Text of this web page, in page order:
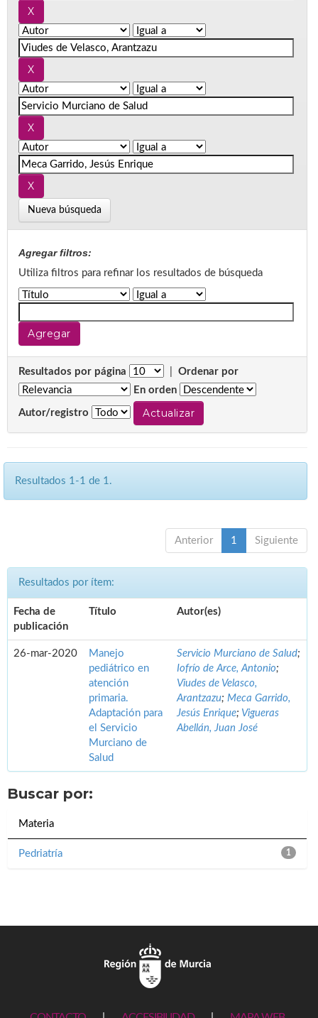
Nueva búsqueda
Agregar filtros:
Utiliza filtros para refinar los resultados de búsqueda
Resultados por página
Ordenar por
En orden
Autor/registro
Resultados 1-1 de 1.
Anterior 1 Siguiente
Resultados por ítem:
Fecha de
publicación
Título Autor(es)
26-mar-2020
Manejo
pediátrico en
atención
primaria.
Adaptación para
el Servicio
Murciano de
Salud
Servicio Murciano de Salud;
Iofrío de Arce, Antonio;
Viudes de Velasco,
Arantzazu; Meca Garrido,
Jesús Enrique; Vigueras
Abellán, Juan José
Buscar por:
Materia
1
Pedriatría